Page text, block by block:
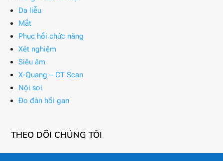
Da liễu
Mắt
Phục hồi chức năng
Xét nghiệm
Siêu âm
X-Quang – CT Scan
Nội soi
Đo đàn hồi gan
THEO DÕI CHÚNG TÔI